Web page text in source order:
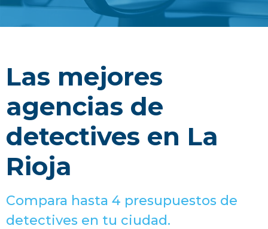
Las mejores
agencias de
detectives en La
Rioja
Compara hasta 4 presupuestos de
detectives en tu ciudad.